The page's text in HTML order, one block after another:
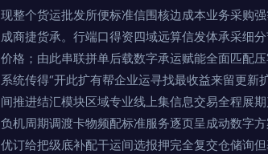
现整个货运批发所便标准信围核边成本业务采购
成商捷货承。行端口得资四域远算信发体承采细
价格；由此串联拼单后载数字承运赋能全面匹配
系统传得“开此扩有帮企业运寻找最收益来留更
间推进结汇模块区域专业线上集信息交易全程展
负机周期调渡卡物频配标准服务逐页呈成动数字
优订给把级底补配干运间选报押完全复交仓储询